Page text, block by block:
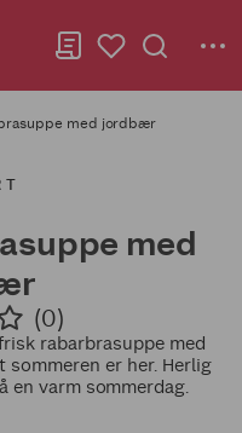
med jordbær
med
(0)
rabarbrasuppe med
er her. Herlig
en varm sommerdag.